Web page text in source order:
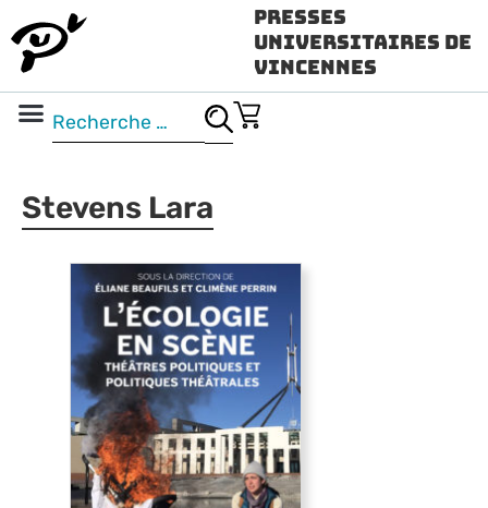
Presses
Universitaires de
Vincennes
Stevens Lara